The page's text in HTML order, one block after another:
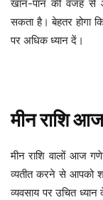
खान-पान की वजह से
सकता है। बेहतर होगा
पर अधिक ध्यान दें।
मीन राशि आज
मीन राशि वालों आज
व्यतीत करने से आपको
व्यवसाय पर उचित ध्यान